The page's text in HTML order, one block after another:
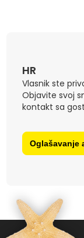
HR
Vlasnik ste
Objavite svoj
kontakt sa
Oglašavanje